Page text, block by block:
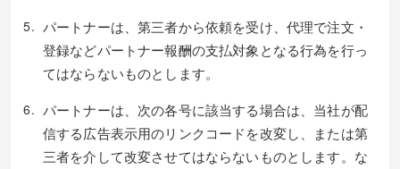
パートナーは、第三者から依頼を受け、代理で注文・
登録などパートナー報酬の支払対象となる行為を行っ
てはならないものとします。
パートナーは、次の各号に該当する場合は、当社が配
信する広告表示用のリンクコードを改変し、または第
三者を介して改変させてはならないものとします。な